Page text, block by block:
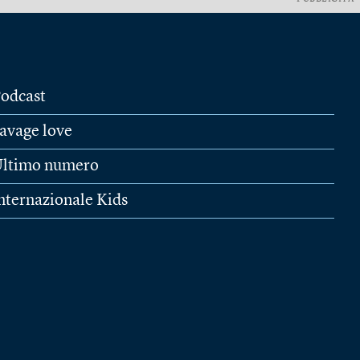
love
numero
Kids